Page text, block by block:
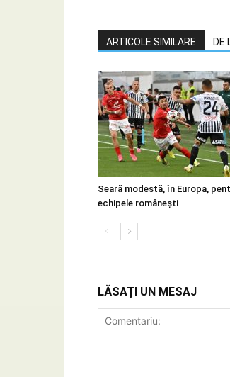
ARTICOLE SIMILARE DE
Seară modestă, în Europa,
echipele românești
LĂSAȚI UN MESAJ